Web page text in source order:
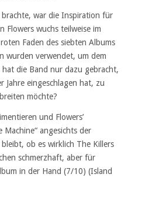
war die Inspiration für
Flowers wuchs teilweise im
Faden des siebten Albums
wurden verwendet, um dem
die Band nur dazu gebracht,
Jahre eingeschlagen hat, zu
möchte?
und Flowers’
angesichts der
ob es wirklich The Killers
schmerzhaft, aber für
in der Hand (7/10) (Island